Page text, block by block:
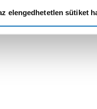
elengedhetetlen sütiket